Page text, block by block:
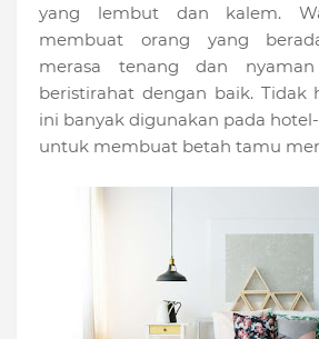
yang lembut dan kalem.
membuat orang yang
merasa tenang dan
beristirahat dengan baik. Tidak
ini banyak digunakan pada
untuk membuat betah tamu